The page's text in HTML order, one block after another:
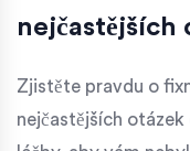
nejčastějších
Zjistěte pravdu o
nejčastějších